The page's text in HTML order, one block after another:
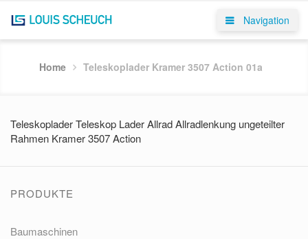
Navigation
Home Teleskoplader Kramer 3507 Action 01a
Teleskoplader Teleskop Lader Allrad Allradlenkung ungeteilter
Rahmen Kramer 3507 Action
PRODUKTE
Baumaschinen